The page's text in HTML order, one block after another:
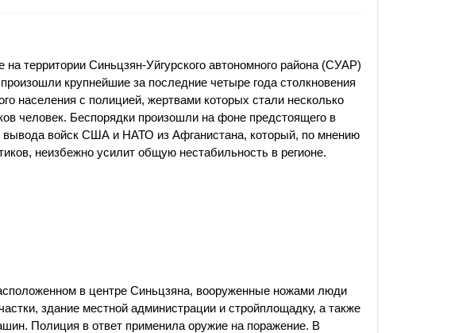
на территории Синьцзян-Уйгурского автономного района (СУАР)
крупнейшие за последние четыре года столкновения
населения с полицией, жертвами которых стали несколько
человек. Беспорядки произошли на фоне предстоящего в
вывода войск США и НАТО из Афганистана, который, по мнению
неизбежно усилит общую нестабильность в регионе.
в центре Синьцзяна, вооруженные ножами люди
здание местной администрации и стройплощадку, а также
Полиция в ответ применила оружие на поражение. В